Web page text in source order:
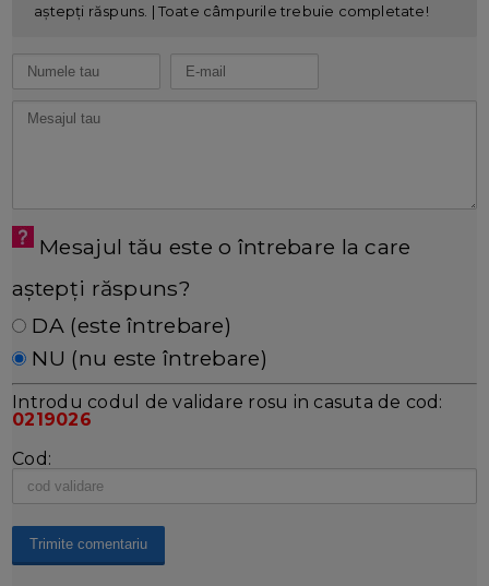
aștepți răspuns. | Toate câmpurile trebuie completate!
Mesajul tău este o întrebare la care
aștepți răspuns?
DA (este întrebare)
NU (nu este întrebare)
Introdu codul de validare rosu in casuta de cod:
0219026
Cod: